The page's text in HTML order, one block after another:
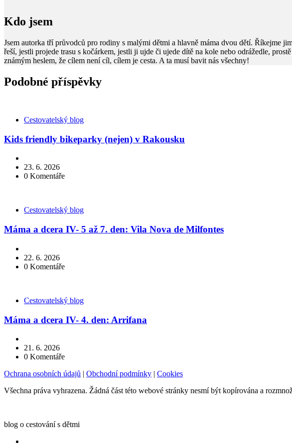
Kdo jsem
Jsem autorka tří průvodců pro rodiny s malými dětmi a hlavně máma dvou dětí. Říkejme
řeší, jestli projede trasu s kočárkem, jestli ji ujde či ujede dítě na kole nebo odrážedle,
známým heslem, že cílem není cíl, cílem je cesta. A ta musí bavit nás všechny!
Podobné příspěvky
KategorieCestovatelský blog
Kids friendly bikeparky (nejen) v Rakousku
23. 6. 2026
0 Komentáře
KategorieCestovatelský blog
Máma a dcera IV- 5 až 7. den: Vila Nova de Milfontes
22. 6. 2026
0 Komentáře
KategorieCestovatelský blog
Máma a dcera IV- 4. den: Arrifana
21. 6. 2026
0 Komentáře
Ochrana osobních údajů | Obchodní podmínky | Cookies
Všechna práva vyhrazena. Žádná část této webové stránky nesmí být kopírována a
blog o cestování s dětmi